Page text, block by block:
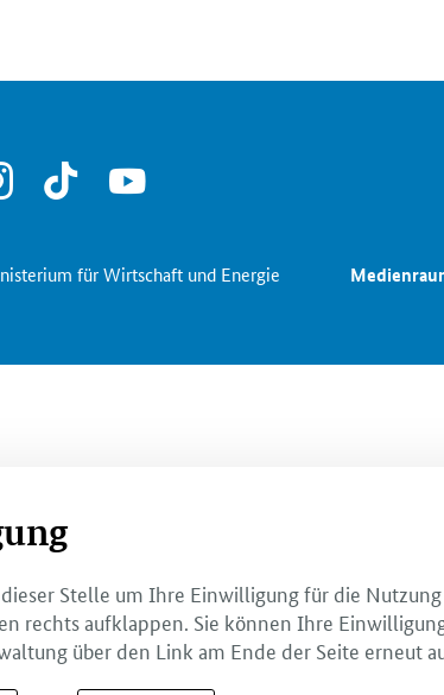
instagram tiktok youtube
für Wirtschaft und Energie
Stelle um Ihre Einwilligung für die
rechts aufklappen. Sie können Ihre
über den Link am Ende der Seite erneut